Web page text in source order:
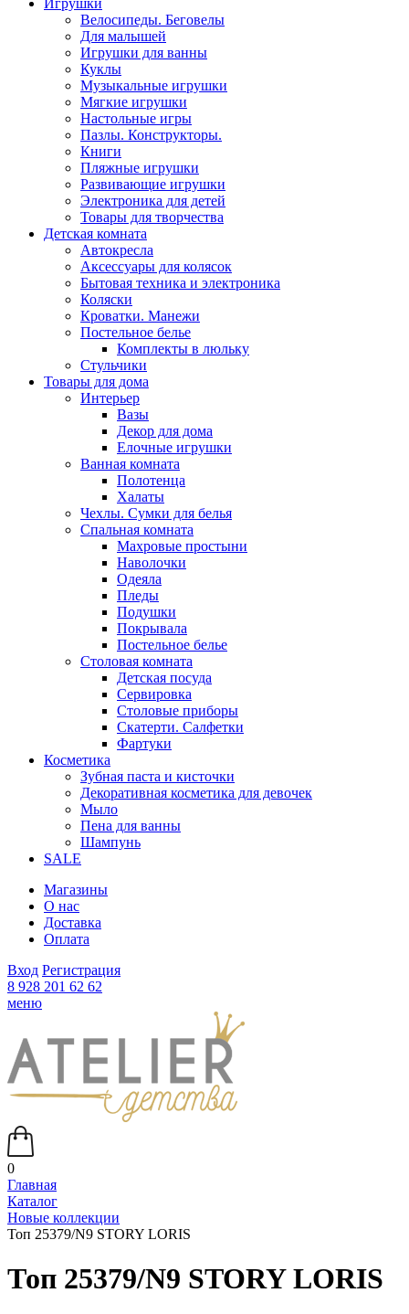
Игрушки
Велосипеды. Беговелы
Для малышей
Игрушки для ванны
Куклы
Музыкальные игрушки
Мягкие игрушки
Настольные игры
Пазлы. Конструкторы.
Книги
Пляжные игрушки
Развивающие игрушки
Электроника для детей
Товары для творчества
Детская комната
Автокресла
Аксессуары для колясок
Бытовая техника и электроника
Коляски
Кроватки. Манежи
Постельное белье
Комплекты в люльку
Стульчики
Товары для дома
Интерьер
Вазы
Декор для дома
Елочные игрушки
Ванная комната
Полотенца
Халаты
Чехлы. Сумки для белья
Спальная комната
Махровые простыни
Наволочки
Одеяла
Пледы
Подушки
Покрывала
Постельное белье
Столовая комната
Детская посуда
Сервировка
Столовые приборы
Скатерти. Салфетки
Фартуки
Косметика
Зубная паста и кисточки
Декоративная косметика для девочек
Мыло
Пена для ванны
Шампунь
SALE
Магазины
О нас
Доставка
Оплата
Вход Регистрация
8 928 201 62 62
меню
0
Главная
Каталог
Новые коллекции
Топ 25379/N9 STORY LORIS
Топ 25379/N9 STORY LORIS